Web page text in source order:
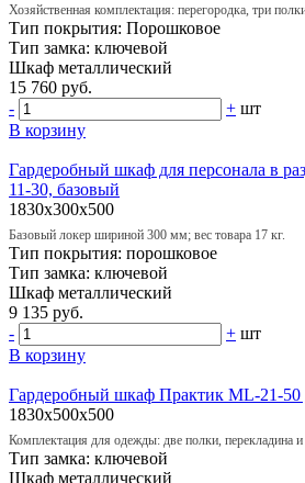
Хозяйственная комплектация: перегородка, три
Тип покрытия: Порошковое
Тип замка: ключевой
Шкаф металлический
15 760 руб.
-
+ шт
В корзину
Гардеробный шкаф для персонала в
11-30, базовый
1830x300x500
Базовый локер шириной 300 мм; вес товара 17 кг.
Тип покрытия: порошковое
Тип замка: ключевой
Шкаф металлический
9 135 руб.
-
+ шт
В корзину
Гардеробный шкаф Практик ML-21-50
1830x500x500
Комплектация для одежды: две полки, перекладина
Тип замка: ключевой
Шкаф металлический